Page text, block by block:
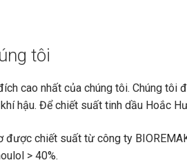
tôi
cao nhất của chúng tôi. Chúng tôi
hậu. Để chiết suất tinh dầu Hoắc
được chiết suất từ công ty
> 40%.